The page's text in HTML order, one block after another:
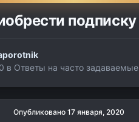
подписку
в Ответы на часто
Опубликовано 17 января, 2020